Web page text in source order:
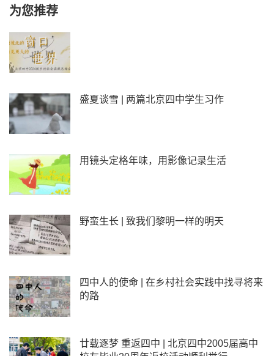
为您推荐
盛夏谈雪 | 两篇北京四中学生习作
用镜头定格年味，用影像记录生活
野蛮生长 | 致我们黎明一样的明天
四中人的使命 | 在乡村社会实践中找寻将来
的路
廿载逐梦 重返四中 | 北京四中2005届高中